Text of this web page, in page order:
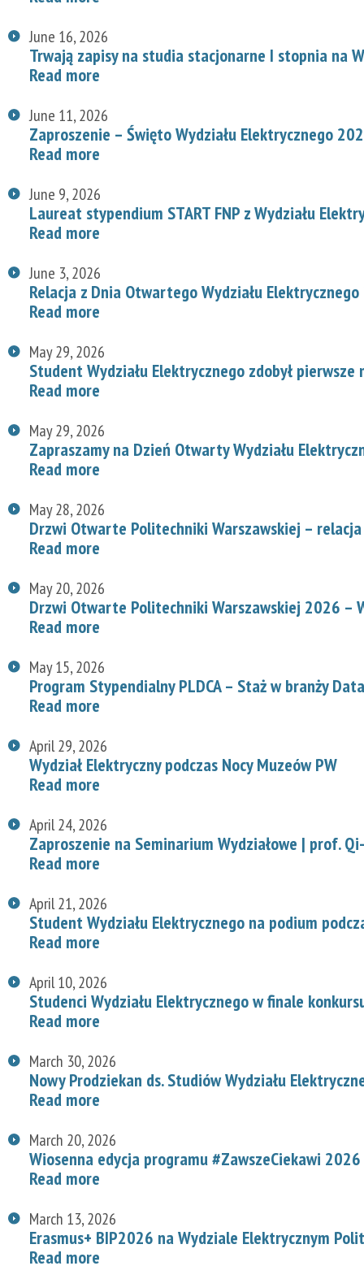
June 16, 2026
Trwają zapisy na studia stacjonarne I stopnia na
Read more
June 11, 2026
Zaproszenie – Święto Wydziału Elektrycznego
Read more
June 9, 2026
Laureat stypendium START FNP z Wydziału
Read more
June 3, 2026
Relacja z Dnia Otwartego Wydziału
Read more
May 29, 2026
Student Wydziału Elektrycznego zdobył
Read more
May 29, 2026
Zapraszamy na Dzień Otwarty Wydziału
Read more
May 28, 2026
Drzwi Otwarte Politechniki Warszawskiej – relacja
Read more
May 20, 2026
Drzwi Otwarte Politechniki Warszawskiej 2026 –
Read more
May 15, 2026
Program Stypendialny PLDCA – Staż w branży
Read more
April 29, 2026
Wydział Elektryczny podczas Nocy Muzeów PW
Read more
April 24, 2026
Zaproszenie na Seminarium Wydziałowe | prof.
Read more
April 21, 2026
Student Wydziału Elektrycznego na podium
Read more
April 10, 2026
Studenci Wydziału Elektrycznego w finale
Read more
March 30, 2026
Nowy Prodziekan ds. Studiów Wydziału
Read more
March 20, 2026
Wiosenna edycja programu #ZawszeCiekawi
Read more
March 13, 2026
Erasmus+ BIP2026 na Wydziale Elektrycznym
Read more